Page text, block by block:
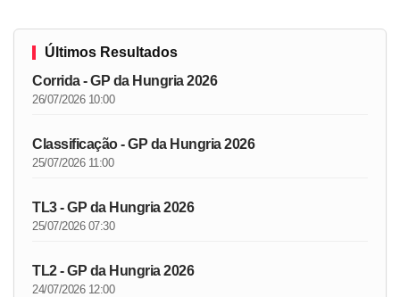
Últimos Resultados
Corrida - GP da Hungria 2026
26/07/2026 10:00
Classificação - GP da Hungria 2026
25/07/2026 11:00
TL3 - GP da Hungria 2026
25/07/2026 07:30
TL2 - GP da Hungria 2026
24/07/2026 12:00